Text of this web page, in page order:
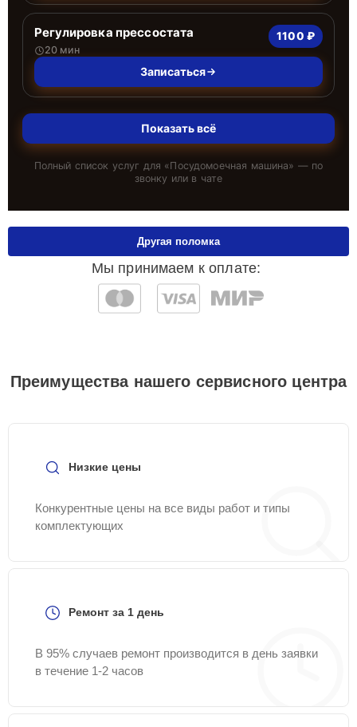
Регулировка прессостата
20 мин
1100 ₽
Записаться
Показать всё
Полный список услуг для «Посудомоечная машина» — по
звонку или в чате
Мы принимаем к оплате:
Другая поломка
Преимущества нашего сервисного центра
Низкие цены
Конкурентные цены на все виды работ и типы
комплектующих
Ремонт за 1 день
В 95% случаев ремонт производится в день заявки
в течение 1-2 часов